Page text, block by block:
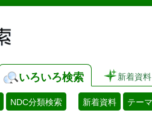
いろいろ検索 新着資料
NDC分類検索 新着資料 テー